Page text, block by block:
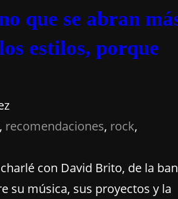
que se abran
estilos, porque
, recomendaciones, rock
con David Brito, de la
su música, sus proyectos y la